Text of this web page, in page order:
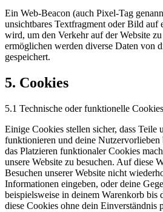
Ein Web-Beacon (auch Pixel-Tag
unsichtbares Textfragment oder Bild auf
wird, um den Verkehr auf der Website
ermöglichen werden diverse Daten von
gespeichert.
5. Cookies
5.1 Technische oder funktionelle Cookies
Einige Cookies stellen sicher, dass Teile
funktionieren und deine Nutzervorlieben
das Platzieren funktionaler Cookies
unsere Website zu besuchen. Auf diese
Besuchen unserer Website nicht
Informationen eingeben, oder deine
beispielsweise in deinem Warenkorb bis
diese Cookies ohne dein Einverständnis